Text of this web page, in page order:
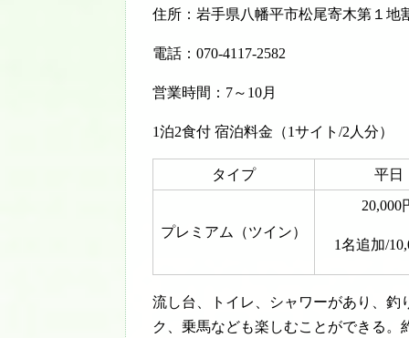
住所：岩手県八幡平市松尾寄木第１地
電話：070-4117-2582
営業時間：7～10月
1泊2食付 宿泊料金（1サイト/2人分）
タイプ 平日
プレミアム（ツイン）
20,000
1名追加/
流し台、トイレ、シャワーがあり、
ク、乗馬なども楽しむことができる